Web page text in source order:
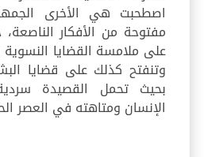
اصطحبت هي الأخرى
مفتوحة من الأفكار
على ملامسة القضايا
وتنفتح كذلك على قضايا
بحيث تحمل القصيدة
الإنسان ومتاهته في العصر